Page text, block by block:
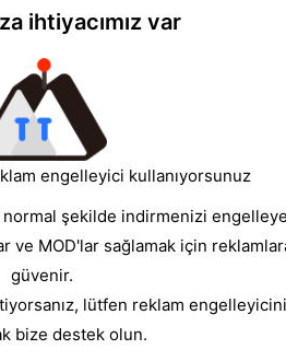
ihtiyacımız var
engelleyici kullanıyorsunuz
şekilde indirmenizi
ve MOD'lar sağlamak için
güvenir.
lütfen reklam
bize destek olun.